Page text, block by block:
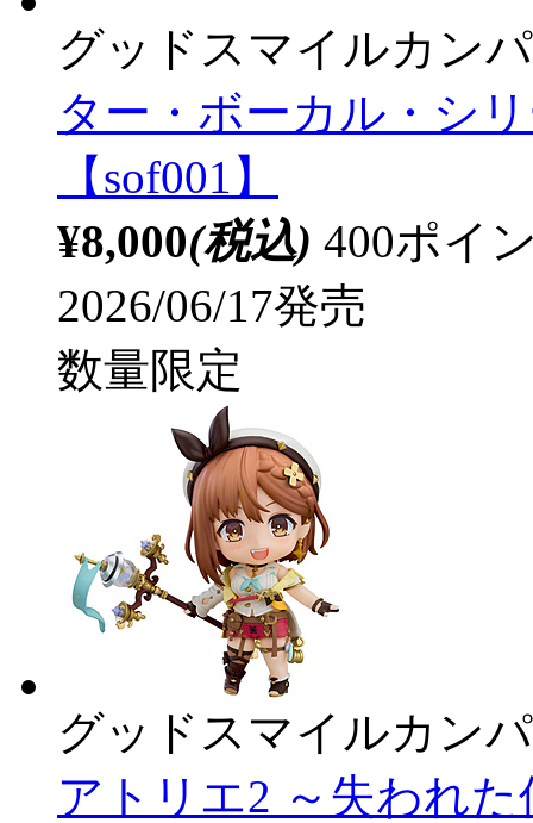
グッドスマイルカン
ター・ボーカル・シ
【sof001】
¥8,000(税込) 400ポイ
2026/06/17発売
数量限定
グッドスマイルカン
アトリエ2 ～失われ